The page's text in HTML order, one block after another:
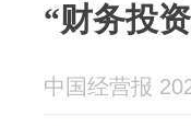
“财务投
中国经营报